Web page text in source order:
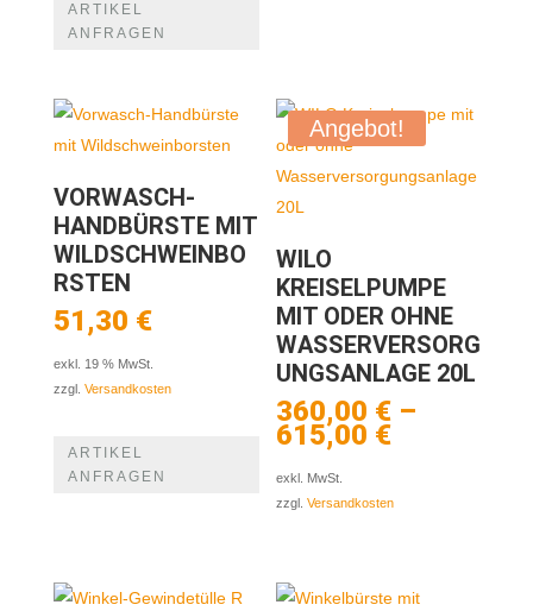
ARTIKEL
ANFRAGEN
VORWASCH-
HANDBÜRSTE MIT
WILDSCHWEINBO
RSTEN
51,30 €
exkl. 19 % MwSt.
zzgl. Versandkosten
ARTIKEL
ANFRAGEN
Angebot!
WILO
KREISELPUMPE
MIT ODER OHNE
WASSERVERSORG
UNGSANLAGE 20L
360,00 € –
615,00 €
exkl. MwSt.
zzgl.Versandkosten